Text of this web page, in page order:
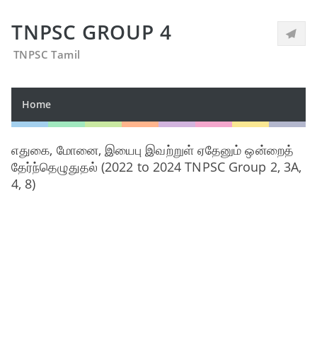
TNPSC GROUP 4
TNPSC Tamil
Home
எதுகை, மோனை, இயைபு இவற்றுள் ஏதேனும் ஒன்றைத்
தேர்ந்தெழுதுதல் (2022 to 2024 TNPSC Group 2, 3A,
4, 8)